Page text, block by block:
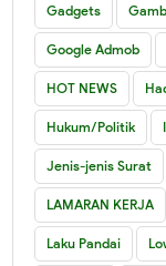
Gadgets
Google Admob
HOT NEWS
Hukum/Politik
Jenis-jenis Surat
LAMARAN KERJA
Laku Pandai